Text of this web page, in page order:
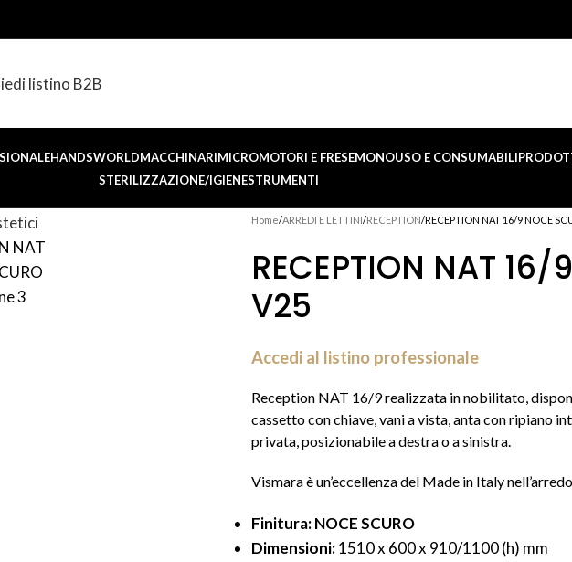
listino B2B
HANDSWORLDMACCHINARIMICROMOTORI E FRESEMONOUSO E CONSUMABILI
STERILIZZAZIONE/IGIENESTRUMENTI
Home ARREDI E LETTINI RECEPTION RECEPTION NAT 16/9 NOCE
RECEPTION NAT 16/
V25
Accedi al listino professionale
Reception NAT 16/9 realizzata in nobilitato,
cassetto con chiave, vani a vista, anta con ripiano
privata, posizionabile a destra o a sinistra.
Vismara è un’eccellenza del Made in Italy
Finitura: NOCE SCURO
Dimensioni:1510 x 600 x 910/1100 (h) mm